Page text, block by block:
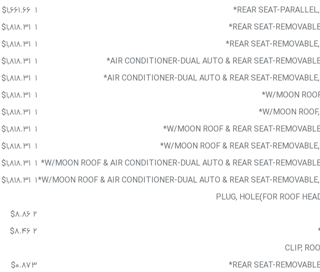
REAR SEAT-
1
$1,661.66
REAR SEAT-
1
$1,818.31
REAR SEAT-
1
$1,818.31
AIR CONDITIONER-DUAL AUTO & REAR SEAT-
1
$1,818.31
AIR CONDITIONER-DUAL AUTO & REAR SEAT-REMOVABLE,
1
$1,818.31
W/MOON
1
$1,818.31
W/MOON
1
$1,818.31
W/MOON ROOF & REAR SEAT-
1
$1,818.31
W/MOON ROOF & REAR SEAT-
1
$1,818.31
W/MOON ROOF & AIR CONDITIONER-DUAL AUTO & REAR SEAT-
1
$1,818.31
W/MOON ROOF & AIR CONDITIONER-DUAL AUTO & REAR SEAT-REMOVABLE,
1
$1,818.31
PLUG, HOLE(FOR ROOF
2
$8.86
2
$8.46
CLIP,
REAR SEAT-
3
$0.87